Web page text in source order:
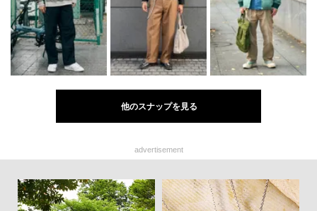
他のスナップを見る
advertisement